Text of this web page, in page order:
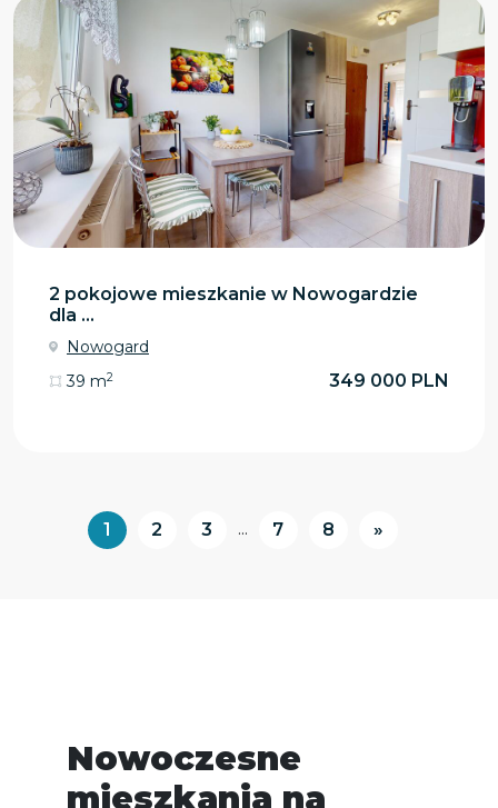
2 pokojowe mieszkanie w Nowogardzie
dla ...
Nowogard
39 m2 349 000 PLN
1 2 3 ... 7 8 »
Nowoczesne
mieszkania na